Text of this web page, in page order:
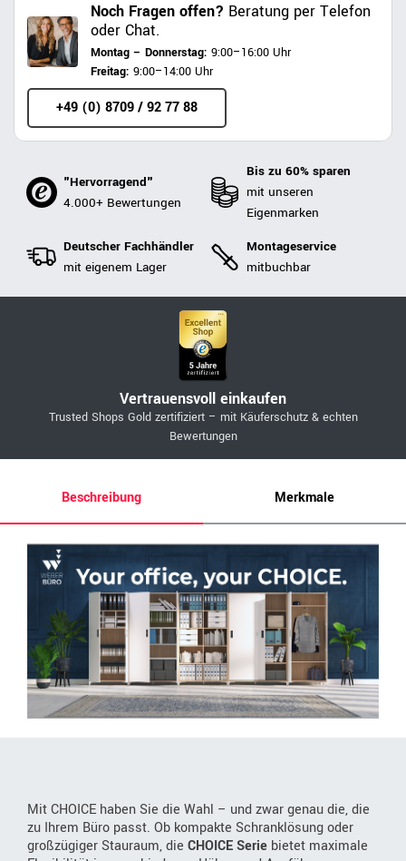
Noch Fragen offen? Beratung per Telefon
oder Chat.
Montag – Donnerstag: 9:00–16:00 Uhr
Freitag: 9:00–14:00 Uhr
+49 (0) 8709 / 92 77 88
"Hervorragend"
4.000+ Bewertungen
Bis zu 60% sparen
mit unseren
Eigenmarken
Deutscher Fachhändler
mit eigenem Lager
Montageservice
mitbuchbar
Vertrauensvoll einkaufen
Trusted Shops Gold zertifiziert – mit Käuferschutz & echten
Bewertungen
Beschreibung Merkmale
Mit CHOICE haben Sie die Wahl – und zwar genau die, die
zu Ihrem Büro passt. Ob kompakte Schranklösung oder
großzügiger Stauraum, die CHOICE Serie bietet maximale